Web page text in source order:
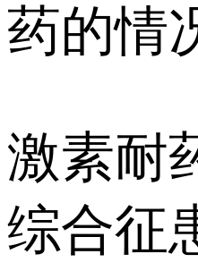
药的情
激素耐
综合征